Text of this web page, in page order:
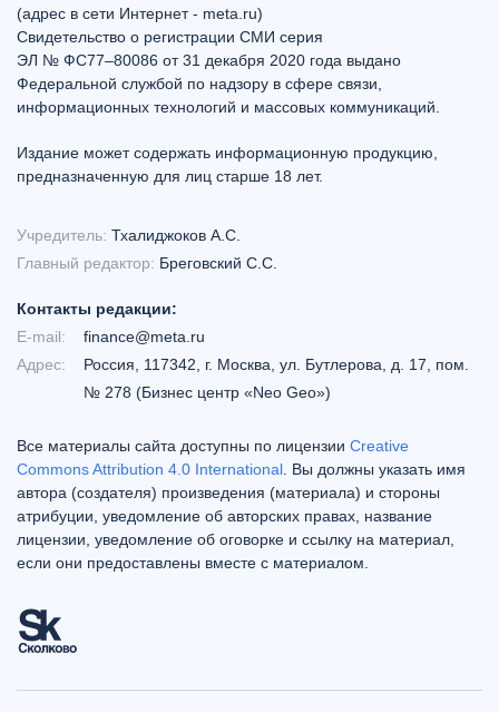
(адрес в сети Интернет - meta.ru)
Свидетельство о регистрации СМИ серия
ЭЛ № ФС77–80086 от 31 декабря 2020 года выдано
Федеральной службой по надзору в сфере связи,
информационных технологий и массовых коммуникаций.
Издание может содержать информационную продукцию,
предназначенную для лиц старше 18 лет.
Учредитель: Тхалиджоков А.С.
Главный редактор: Бреговский С.С.
Контакты редакции:
E-mail:
finance@meta.ru
Адрес:
Россия, 117342, г. Москва, ул. Бутлерова, д. 17, пом.
№ 278 (Бизнес центр «Neo Geo»)
Все материалы сайта доступны по лицензии Creative
Commons Attribution 4.0 International . Вы должны указать имя
автора (создателя) произведения (материала) и стороны
атрибуции, уведомление об авторских правах, название
лицензии, уведомление об оговорке и ссылку на материал,
если они предоставлены вместе с материалом.